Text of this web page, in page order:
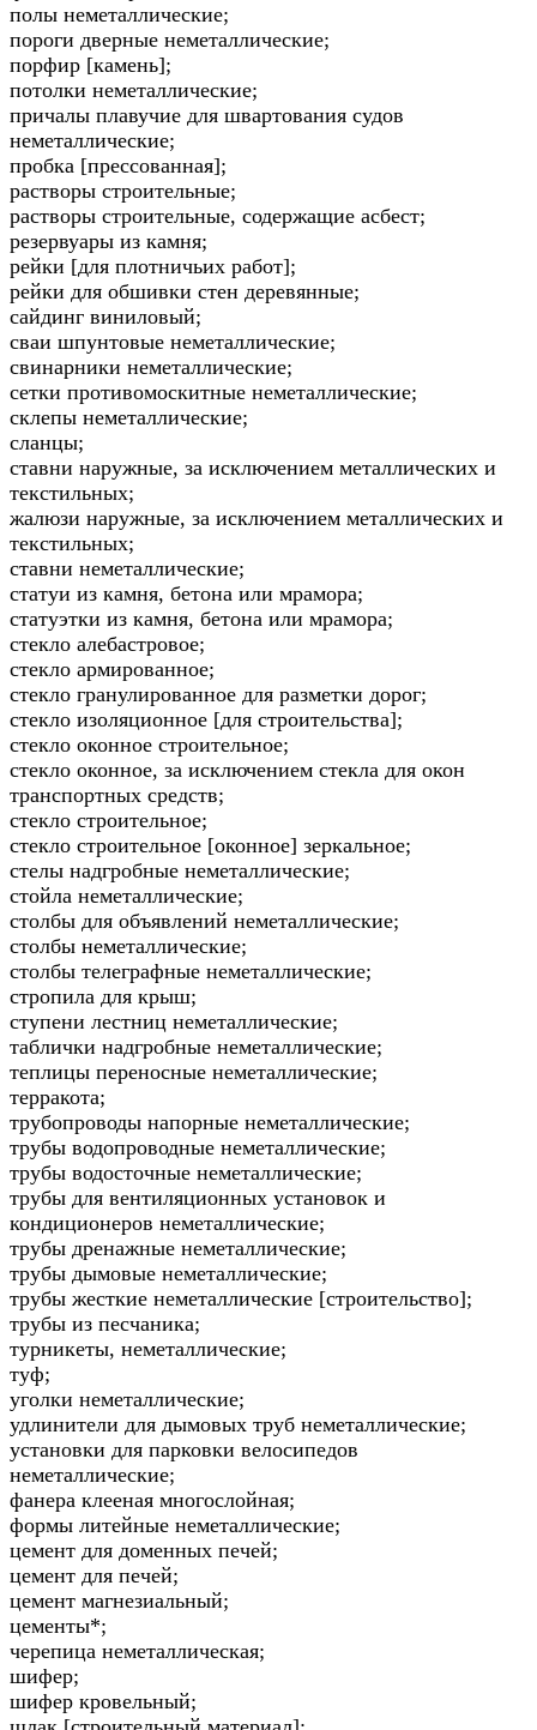
полы неметаллические;
пороги дверные неметаллические;
порфир [камень];
потолки неметаллические;
причалы плавучие для швартования судов
неметаллические;
пробка [прессованная];
растворы строительные;
растворы строительные, содержащие асбест;
резервуары из камня;
рейки [для плотничьих работ];
рейки для обшивки стен деревянные;
сайдинг виниловый;
сваи шпунтовые неметаллические;
свинарники неметаллические;
сетки противомоскитные неметаллические;
склепы неметаллические;
сланцы;
ставни наружные, за исключением металлических и
текстильных;
жалюзи наружные, за исключением металлических и
текстильных;
ставни неметаллические;
статуи из камня, бетона или мрамора;
статуэтки из камня, бетона или мрамора;
стекло алебастровое;
стекло армированное;
стекло гранулированное для разметки дорог;
стекло изоляционное [для строительства];
стекло оконное строительное;
стекло оконное, за исключением стекла для окон
транспортных средств;
стекло строительное;
стекло строительное [оконное] зеркальное;
стелы надгробные неметаллические;
стойла неметаллические;
столбы для объявлений неметаллические;
столбы неметаллические;
столбы телеграфные неметаллические;
стропила для крыш;
ступени лестниц неметаллические;
таблички надгробные неметаллические;
теплицы переносные неметаллические;
терракота;
трубопроводы напорные неметаллические;
трубы водопроводные неметаллические;
трубы водосточные неметаллические;
трубы для вентиляционных установок и
кондиционеров неметаллические;
трубы дренажные неметаллические;
трубы дымовые неметаллические;
трубы жесткие неметаллические [строительство];
трубы из песчаника;
турникеты, неметаллические;
туф;
уголки неметаллические;
удлинители для дымовых труб неметаллические;
установки для парковки велосипедов
неметаллические;
фанера клееная многослойная;
формы литейные неметаллические;
цемент для доменных печей;
цемент для печей;
цемент магнезиальный;
цементы*;
черепица неметаллическая;
шифер;
шифер кровельный;